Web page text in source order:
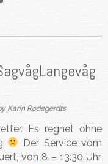
Langevåg
Karin Rodegerdts
Es regnet ohne
Der Service vom
von 8 – 13:30 Uhr,